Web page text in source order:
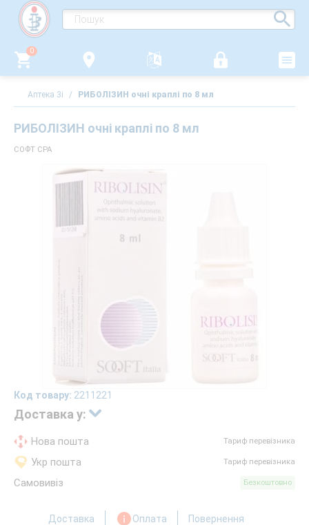
0
Аптека 3i / РИБОЛІЗИН очні краплі по 8 мл
РИБОЛІЗИН очні краплі по 8 мл
СОФТ СРА
Код товару: 2211221
Доставка у:
Нова пошта Тариф перевізника
Укр пошта Тариф перевізника
Самовивіз Безкоштовно
Доставка Оплата Повернення